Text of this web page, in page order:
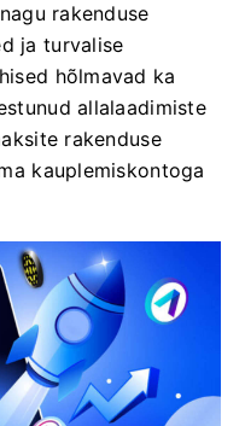
rakenduse
ja turvalise
hõlmavad ka
allalaadimiste
rakenduse
kauplemiskontoga